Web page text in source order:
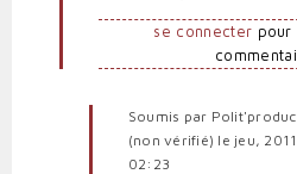
se connecter pour
Soumis par
(non vérifié) le jeu,
02:23